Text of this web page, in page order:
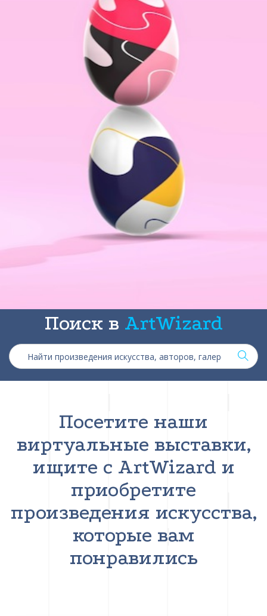
Поиск в ArtWizard
Посетите наши
виртуальные выставки,
ищите с ArtWizard и
приобретите
произведения искусства,
которые вам
понравились